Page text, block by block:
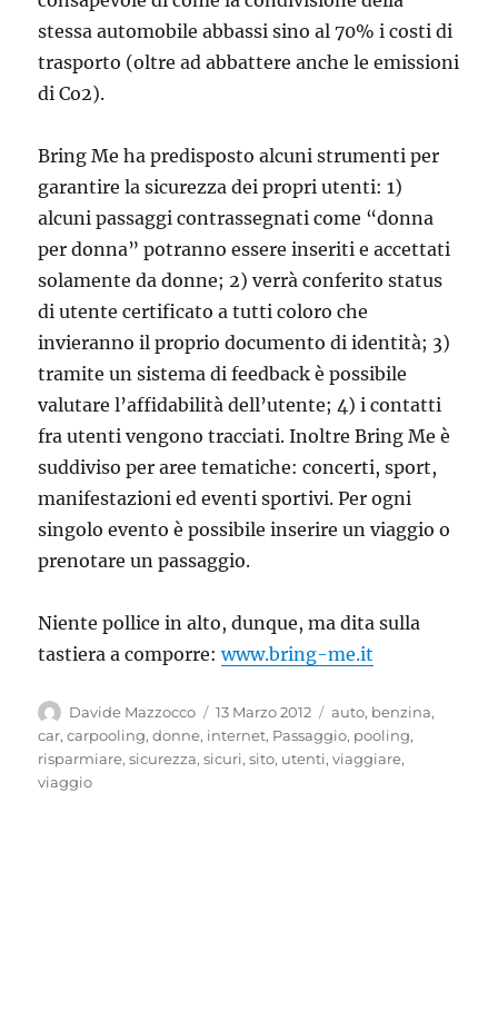
stessa automobile abbassi sino al 70% i costi di
trasporto (oltre ad abbattere anche le emissioni
di Co2).
Bring Me ha predisposto alcuni strumenti per
garantire la sicurezza dei propri utenti: 1)
alcuni passaggi contrassegnati come “donna
per donna” potranno essere inseriti e accettati
solamente da donne; 2) verrà conferito status
di utente certificato a tutti coloro che
invieranno il proprio documento di identità; 3)
tramite un sistema di feedback è possibile
valutare l’affidabilità dell’utente; 4) i contatti
fra utenti vengono tracciati. Inoltre Bring Me è
suddiviso per aree tematiche: concerti, sport,
manifestazioni ed eventi sportivi. Per ogni
singolo evento è possibile inserire un viaggio o
prenotare un passaggio.
Niente pollice in alto, dunque, ma dita sulla
tastiera a comporre:www.bring-me.it
Autore
Davide Mazzocco
Pubblicato
il
13 Marzo 2012 Tag
auto, benzina,
car,carpooling,donne, internet, Passaggio, pooling,
risparmiare,sicurezza,sicuri,sito, utenti,viaggiare,
viaggio